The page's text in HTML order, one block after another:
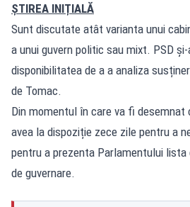
ȘTIREA INIȚIALĂ
Sunt discutate atât varianta unui
a unui guvern politic sau mixt. PSD
disponibilitatea de a a analiza
de Tomac.
Din momentul în care va fi desemnat
avea la dispoziție zece zile pentru a
pentru a prezenta Parlamentului
de guvernare.